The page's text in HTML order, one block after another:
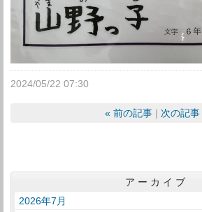
2024/05/22 07:30
« 前の記事 次の記事
アーカイブ
2026年7月